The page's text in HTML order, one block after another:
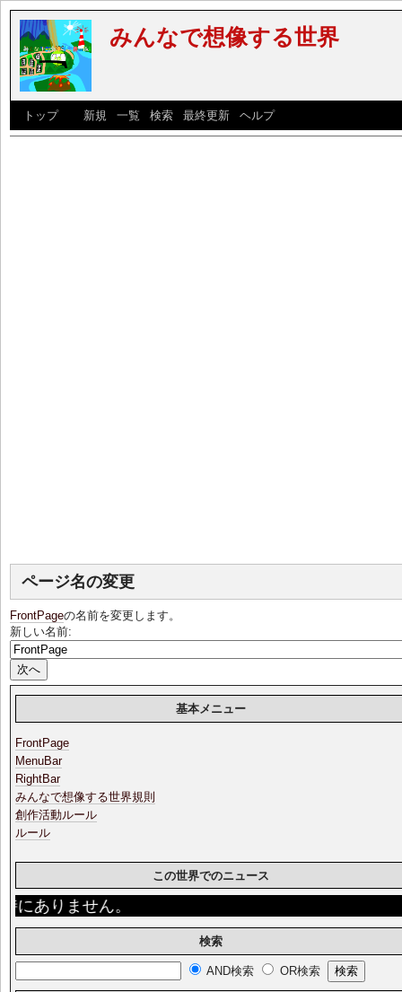
みんなで想像する世界
トップ] [ 新規 一覧 検索| 最終更新| ヘルプ]
ページ名の変更
FrontPageの名前を変更します。
新しい名前:
基本メニュー
FrontPage
MenuBar
RightBar
みんなで想像する世界規則
創作活動ルール
ルール
この世界でのニュース
ありません。
検索
AND検索 OR検索